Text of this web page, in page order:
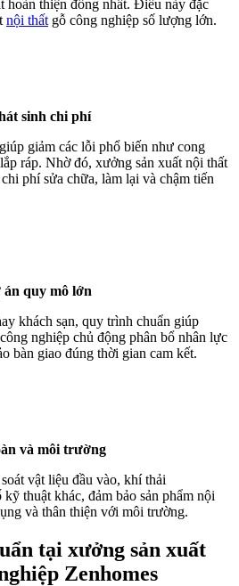
hoàn thiện đồng nhất. Điều này đặc
nội thất gỗ công nghiệp số lượng lớn.
sinh chi phí
giảm các lỗi phổ biến như cong
ráp. Nhờ đó, xưởng sản xuất nội thất
phí sửa chữa, làm lại và chậm tiến
án quy mô lớn
khách sạn, quy trình chuẩn giúp
nghiệp chủ động phân bổ nhân lực
bàn giao đúng thời gian cam kết.
và môi trường
vật liệu đầu vào, khí thải
kỹ thuật khác, đảm bảo sản phẩm nội
và thân thiện với môi trường.
tại xưởng sản xuất
Zenhomes